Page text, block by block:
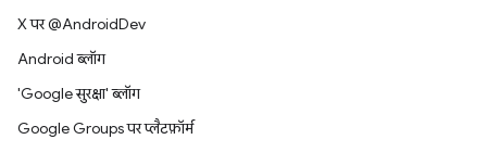
X पर @AndroidDev
Android ब्लॉग
'Google सुरक्षा' ब्लॉग
Google Groups पर प्लैटफ़ॉर्म